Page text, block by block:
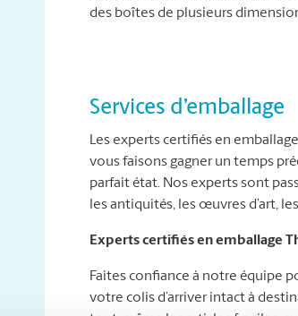
des boîtes de plusieurs
Services d’emballage
Les experts certifiés en
vous faisons gagner un temps
parfait état. Nos experts sont
les antiquités, les œuvres d’art,
Experts certifiés en emballage
Faites confiance à notre équipe
votre colis d’arriver intact à